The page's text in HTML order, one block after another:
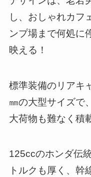
し、おしゃれカフ
ンプ場まで何処に
映える！
標準装備のリアキ
㎜の大型サイズで
大荷物も難なく積
125ccのホンダ伝
トルクも厚く、幹